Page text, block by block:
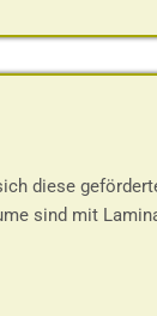
diese
sind mit